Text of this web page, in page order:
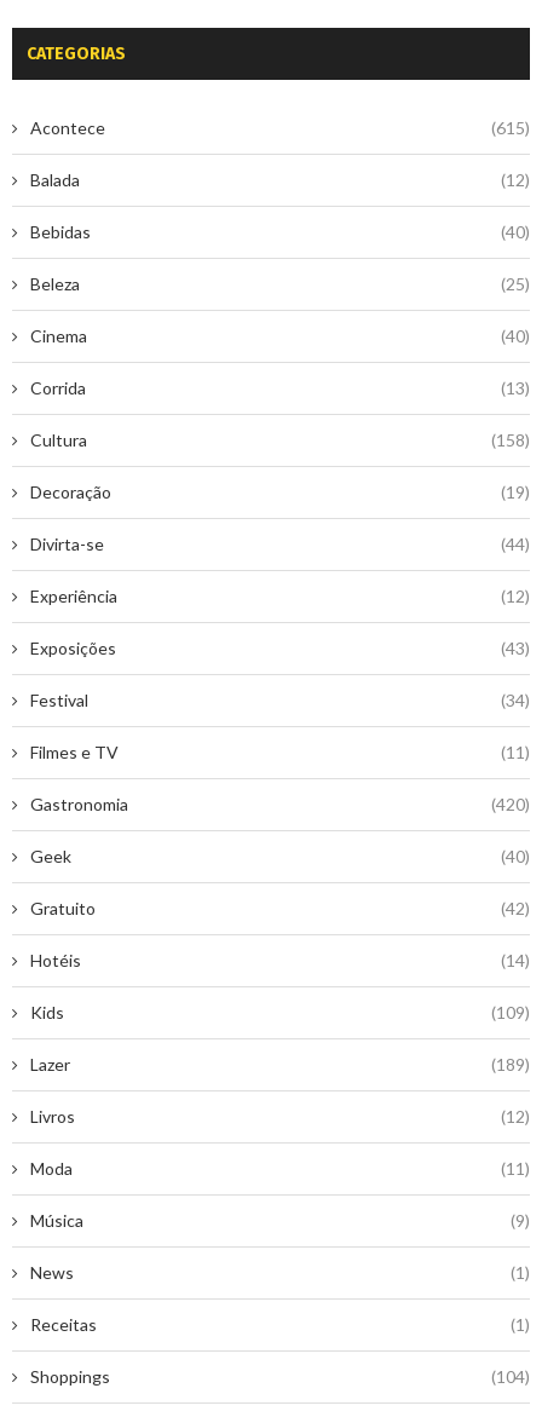
CATEGORIAS
Acontece (615)
Balada (12)
Bebidas (40)
Beleza (25)
Cinema (40)
Corrida (13)
Cultura (158)
Decoração (19)
Divirta-se (44)
Experiência (12)
Exposições (43)
Festival (34)
Filmes e TV (11)
Gastronomia (420)
Geek (40)
Gratuito (42)
Hotéis (14)
Kids (109)
Lazer (189)
Livros (12)
Moda (11)
Música (9)
News (1)
Receitas (1)
Shoppings (104)